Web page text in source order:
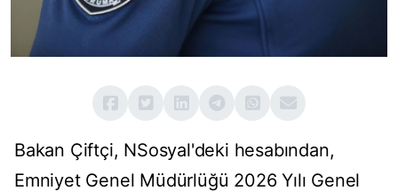
Bakan Çiftçi, NSosyal'deki hesabından,
Emniyet Genel Müdürlüğü 2026 Yılı Genel